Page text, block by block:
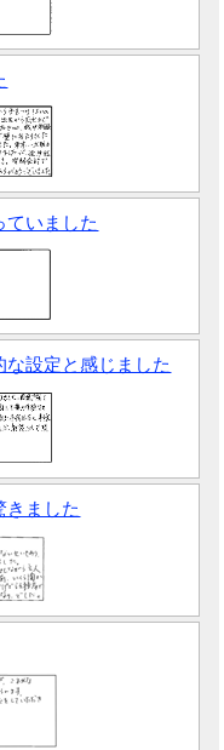
ていました
設定と感じました
きました